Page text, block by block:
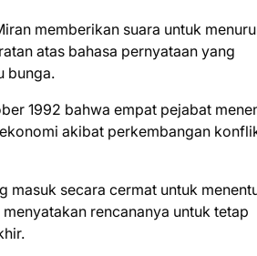
memberikan suara untuk
atas bahasa pernyataan yang
bunga.
1992 bahwa empat pejabat
akibat perkembangan
masuk secara cermat untuk
rencananya untuk tetap